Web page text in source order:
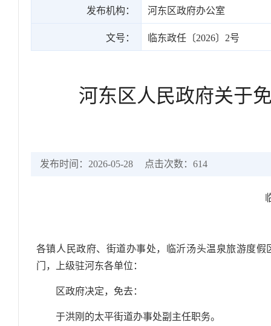
发布机构： 河东区政府办公室
文号： 临东政任〔2026〕2号
河东区人民政府关于
发布时间：2026-05-28 点击次数： 614
各镇人民政府、街道办事处，临沂汤头温泉旅游度
门，上级驻河东各单位：
区政府决定，免去：
于洪刚的太平街道办事处副主任职务。